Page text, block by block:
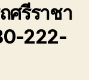
ศรีราชา
222-